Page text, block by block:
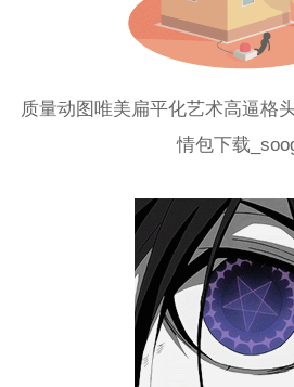
质量动图唯美扁平化艺术高逼格
情包下载